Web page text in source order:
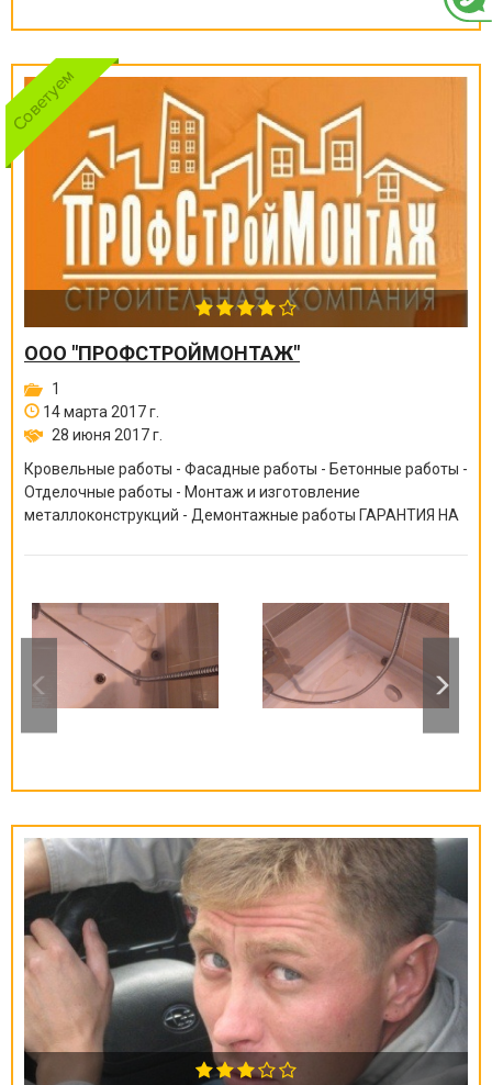
ООО "ПРОФСТРОЙМОНТАЖ"
1
14 марта 2017 г.
28 июня 2017 г.
Кровельные работы - Фасадные работы - Бетонные работы -
Отделочные работы - Монтаж и изготовление
металлоконструкций - Демонтажные работы ГАРАНТИЯ НА